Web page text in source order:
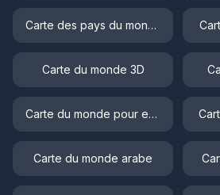
Carte des pays du monde
Carte du monde 3D
Carte du monde pour enfant
Carte du monde arabe